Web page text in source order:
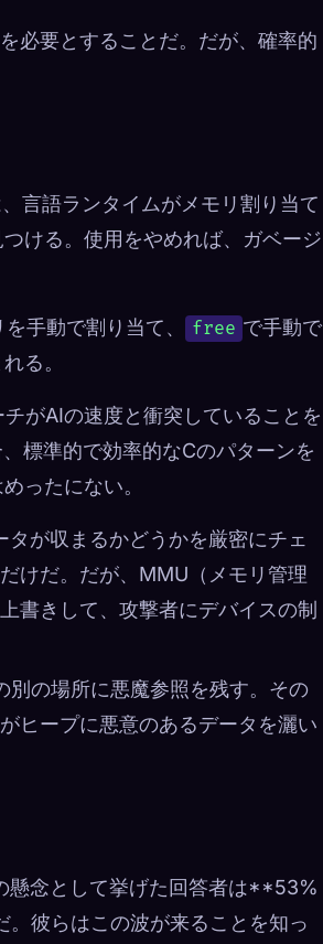
必要とすることだ。だが、確率的
言語ランタイムがメモリ割り当て
ける。使用をやめれば、ガベージ
手動で割り当て、 free で手動で
る。
がAIの速度と衝突していることを
標準的で効率的なCのパターンを
ったにない。
が収まるかどうかを厳密にチェ
けだ。だが、MMU（メモリ管理
書きして、攻撃者にデバイスの制
別の場所に悪魔参照を残す。その
ヒープに悪意のあるデータを灑い
懸念として挙げた回答者は**53%
彼らはこの波が来ることを知っ